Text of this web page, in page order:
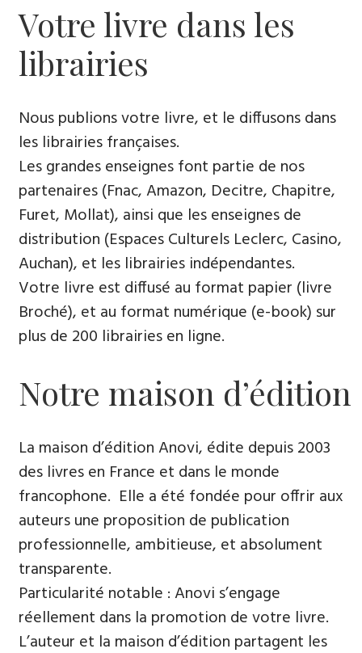
Votre livre dans les
librairies
Nous publions votre livre, et le diffusons dans
les librairies françaises​.
Les grandes enseignes font partie de nos
partenaires (Fnac, Amazon, Decitre, Chapitre,
Furet, Mollat), ainsi que les enseignes de
distribution (Espaces Culturels Leclerc, Casino,
Auchan), et les librairies indépendantes.
Votre livre est diffusé au format papier (livre
Broché), et au format numérique (e-book) sur
plus de 200 librairies en ligne.
Notre maison d’édition
La maison d’édition Anovi, édite depuis 2003
des livres en France et dans le monde
francophone. Elle a été fondée pour offrir aux
auteurs une proposition de publication
professionnelle, ambitieuse, et absolument
transparente.
Particularité notable : Anovi s’engage
réellement dans la promotion de votre livre.
L’auteur et la maison d’édition partagent les